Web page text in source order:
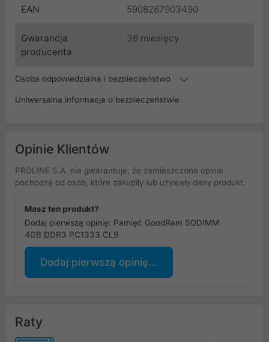
EAN 5908267903490
Gwarancja
producenta
36 miesięcy
Osoba odpowiedzialna i bezpieczeństwo
Uniwersalna informacja o bezpieczeństwie
Opinie Klientów
PROLINE S.A. nie gwarantuje, że zamieszczone opinie
pochodzą od osób, które zakupiły lub używały dany produkt.
Masz ten produkt?
Dodaj pierwszą opinię: Pamięć GoodRam SODIMM
4GB DDR3 PC1333 CL9
Dodaj pierwszą opinię...
Raty